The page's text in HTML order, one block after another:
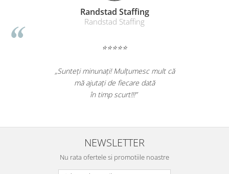
Randstad Staffing
Randstad Staffing
⭐⭐⭐⭐⭐
„Sunteți minunați! Mulțumesc mult că
mă ajutați de fiecare dată
în timp scurt!!!”
NEWSLETTER
Nu rata ofertele si promotiile noastre